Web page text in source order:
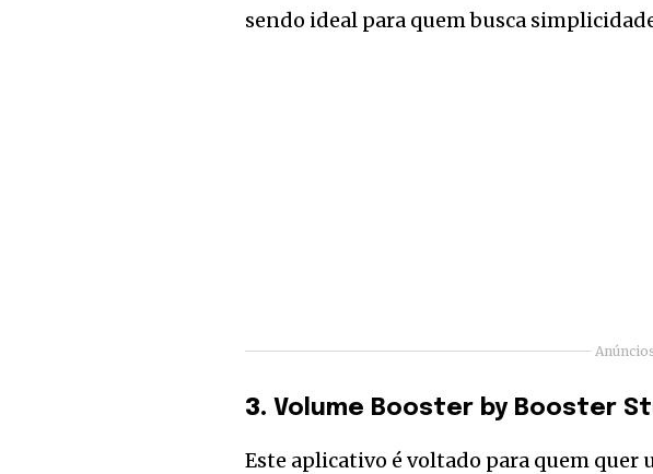
sendo ideal para quem busca
3. Volume Booster by Booster
Este aplicativo é voltado para quem quer